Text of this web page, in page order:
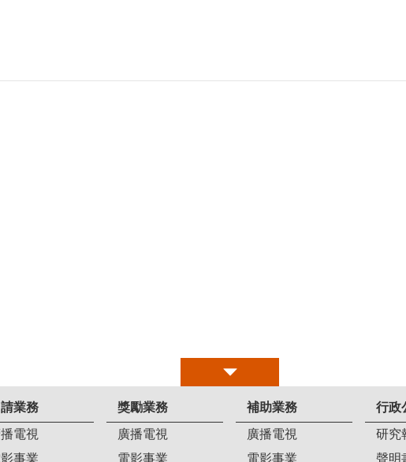
業務
電視
事業
獎勵業務
廣播電視
電影事業
補助業務
廣播電視
電影事業
行政
研究
聲明